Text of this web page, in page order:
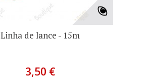
Linha de lance - 15m
3,50 €